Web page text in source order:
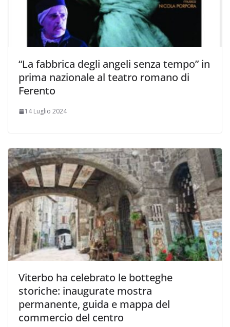
“La fabbrica degli angeli senza tempo” in
prima nazionale al teatro romano di
Ferento
14 Luglio 2024
Viterbo ha celebrato le botteghe
storiche: inaugurate mostra
permanente, guida e mappa del
commercio del centro